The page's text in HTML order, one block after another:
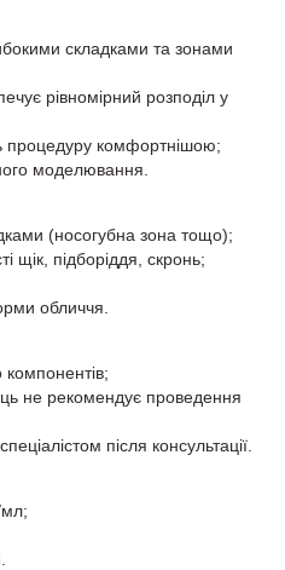
складками та зонами
рівномірний розподіл у
процедуру комфортнішою;
моделювання.
(носогубна зона тощо);
щік, підборіддя, скронь;
обличчя.
компонентів;
не рекомендує проведення
після консультації.
мл;